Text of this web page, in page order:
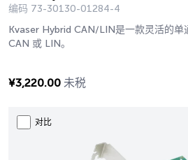
编码 73-30130-01284-4
Kvaser Hybrid CAN/LIN是一款灵活的单
CAN 或 LIN。
¥3,220.00 未税
对比